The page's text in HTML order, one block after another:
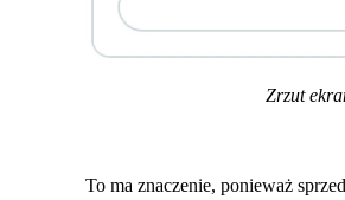
Zrzut
To ma znaczenie, ponieważ